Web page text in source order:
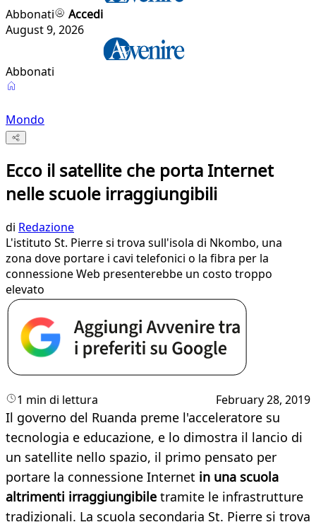
Abbonati
Accedi
August 9, 2026
Abbonati
Mondo
Ecco il satellite che porta Internet
nelle scuole irraggiungibili
di Redazione
L'istituto St. Pierre si trova sull'isola di Nkombo, una
zona dove portare i cavi telefonici o la fibra per la
connessione Web presenterebbe un costo troppo
elevato
1 min di lettura February 28, 2019
Il governo del Ruanda preme l'acceleratore su
tecnologia e educazione, e lo dimostra il lancio di
un satellite nello spazio, il primo pensato per
portare la connessione Internet in una scuola
altrimenti irraggiungibile tramite le infrastrutture
tradizionali. La scuola secondaria St. Pierre si trova